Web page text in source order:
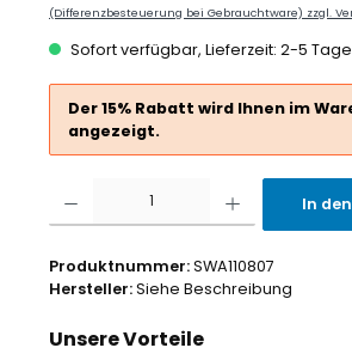
(Differenzbesteuerung bei Gebrauchtware) zzgl.
Sofort verfügbar, Lieferzeit: 2-5 Tage
Der 15% Rabatt wird Ihnen im
angezeigt.
Produkt Anzahl: Gib den gewünschten Wert ein
In
Produktnummer:SWA110807
Hersteller:Siehe Beschreibung
Unsere Vorteile